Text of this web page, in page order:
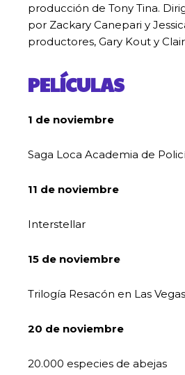
producción de Tony Tina.
por Zackary Canepari y
productores, Gary Kout y
PELÍCULAS
1 de noviembre
Saga Loca Academia de
11 de noviembre
Interstellar
15 de noviembre
Trilogía Resacón en Las Vegas
20 de noviembre
20.000 especies de abejas